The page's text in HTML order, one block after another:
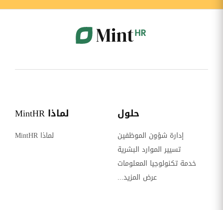
حلول
إدارة شؤون الموظفين
تسيير الموارد البشرية
خدمة تكنولوجيا المعلومات
عرض المزيد...
لماذا MintHR
لماذا MintHR